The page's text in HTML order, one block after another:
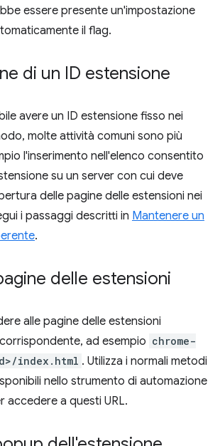
essere presente un'impostazione
il flag.
di un ID estensione
avere un ID estensione fisso nei
molte attività comuni sono più
l'inserimento nell'elenco consentito
su un server con cui deve
delle pagine delle estensioni nei
i passaggi descritti in Mantenere un
.
delle estensioni
alle pagine delle estensioni
ad esempio chrome-
index.html . Utilizza i normali metodi
nello strumento di automazione
accedere a questi URL.